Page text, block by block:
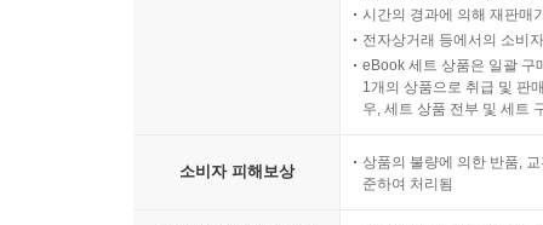
시간의 경과에 의해 재판매
전자상거래 등에서의 소비
eBook 세트 상품은 일괄 구
1개의 상품으로 취급 및 판
우, 세트 상품 전부 및 세트
소비자 피해보상
상품의 불량에 의한 반품,
준하여 처리됨